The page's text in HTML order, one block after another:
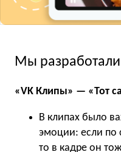
Мы
«VK Клипы» — «Тот
В клипах было
эмоции: если по
то в кадре он